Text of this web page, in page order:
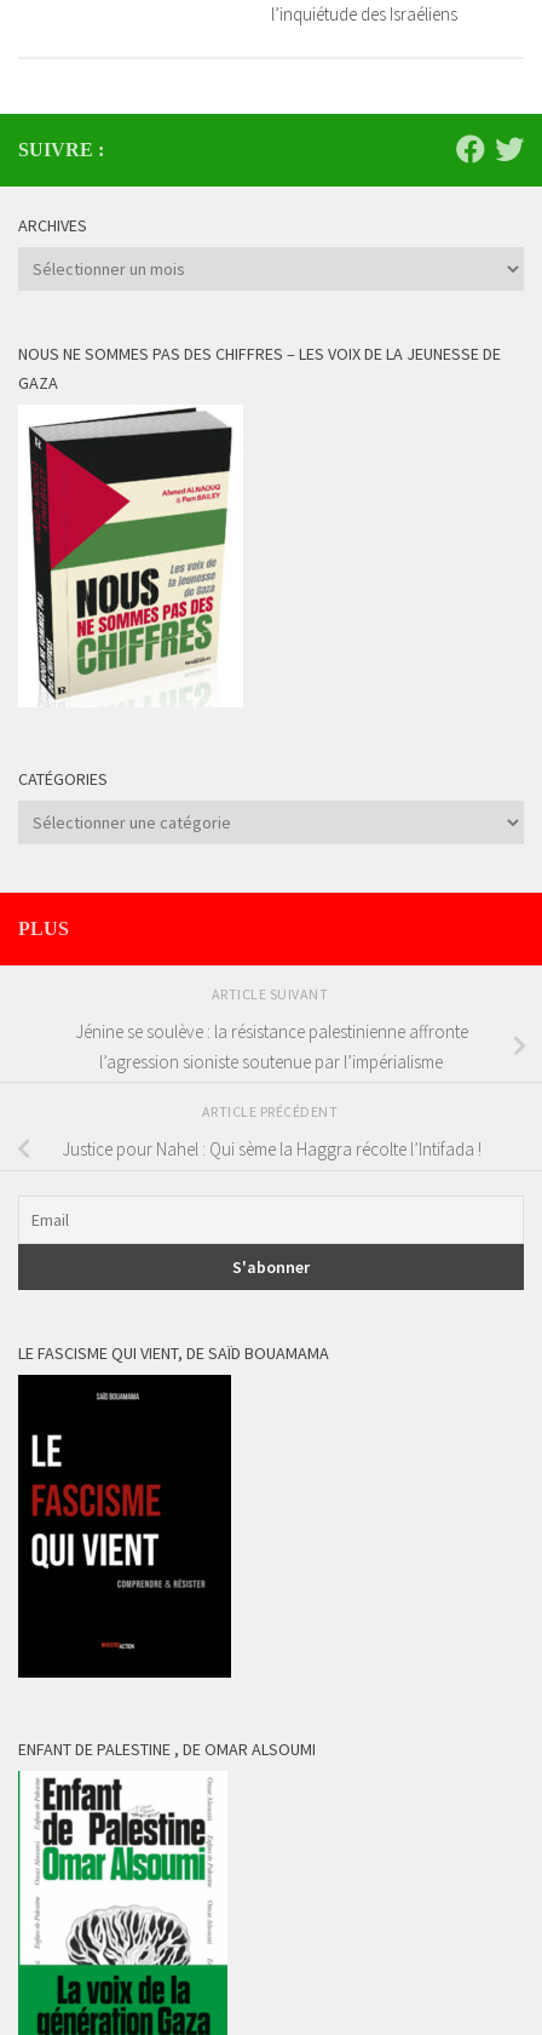
l’inquiétude des Israéliens
SUIVRE :
ARCHIVES
Archives
NOUS NE SOMMES PAS DES CHIFFRES – LES VOIX DE LA JEUNESSE DE
GAZA
CATÉGORIES
Catégories
PLUS
ARTICLE SUIVANT
Jénine se soulève : la résistance palestinienne affronte
l’agression sioniste soutenue par l’impérialisme
ARTICLE PRÉCÉDENT
Justice pour Nahel : Qui sème la Haggra récolte l’Intifada !
LE FASCISME QUI VIENT, DE SAÏD BOUAMAMA
ENFANT DE PALESTINE , DE OMAR ALSOUMI